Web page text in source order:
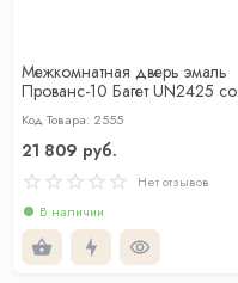
Межкомнатная дверь эмаль
Прованс-10 Багет UN2425 со
стеклом с гравировкой
Код Товара: 2555
21 809 руб.
Нет отзывов
В наличии